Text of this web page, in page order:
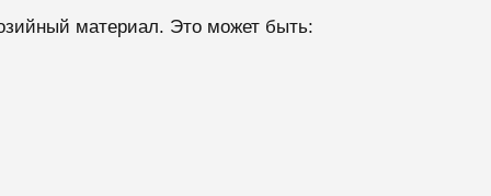
материал. Это может быть: